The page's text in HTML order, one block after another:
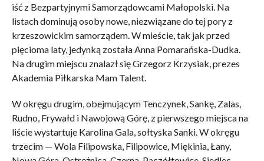
iść z Bezpartyjnymi Samorządowcami Małopolski. Na
listach dominują osoby nowe, niezwiązane do tej pory z
krzeszowickim samorządem. W mieście, tak jak przed
pięcioma laty, jedynką została Anna Pomarańska-Dudka.
Na drugim miejscu znalazł się Grzegorz Krzysiak, prezes
Akademia Piłkarska Mam Talent.
W okręgu drugim, obejmującym Tenczynek, Sankę, Zalas,
Rudno, Frywałd i Nawojową Górę, z pierwszego miejsca na
liście wystartuje Karolina Gala, sołtyska Sanki. W okręgu
trzecim — Wola Filipowska, Filipowice, Miękinia, Łany,